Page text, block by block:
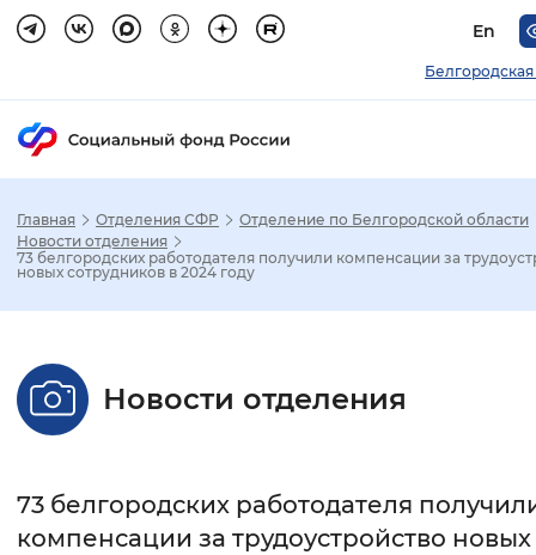
En
Белгородская
Стандартный Увеличенный
Без засечек С засечками
Главная Отделения СФР
Отделение по Белгородской области
Новости отделения
73 белгородских работодателя получили компенсации за
новых сотрудников в 2024 году
Новости отделения
73 белгородских работодателя
компенсации за трудоустройство новых